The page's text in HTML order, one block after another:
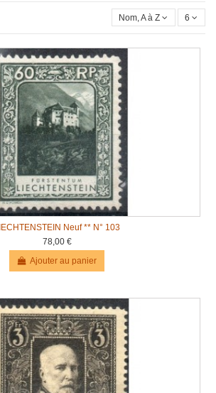
Nom, A à Z 6
Neuf ** N° 103
78,00 €
Ajouter au panier